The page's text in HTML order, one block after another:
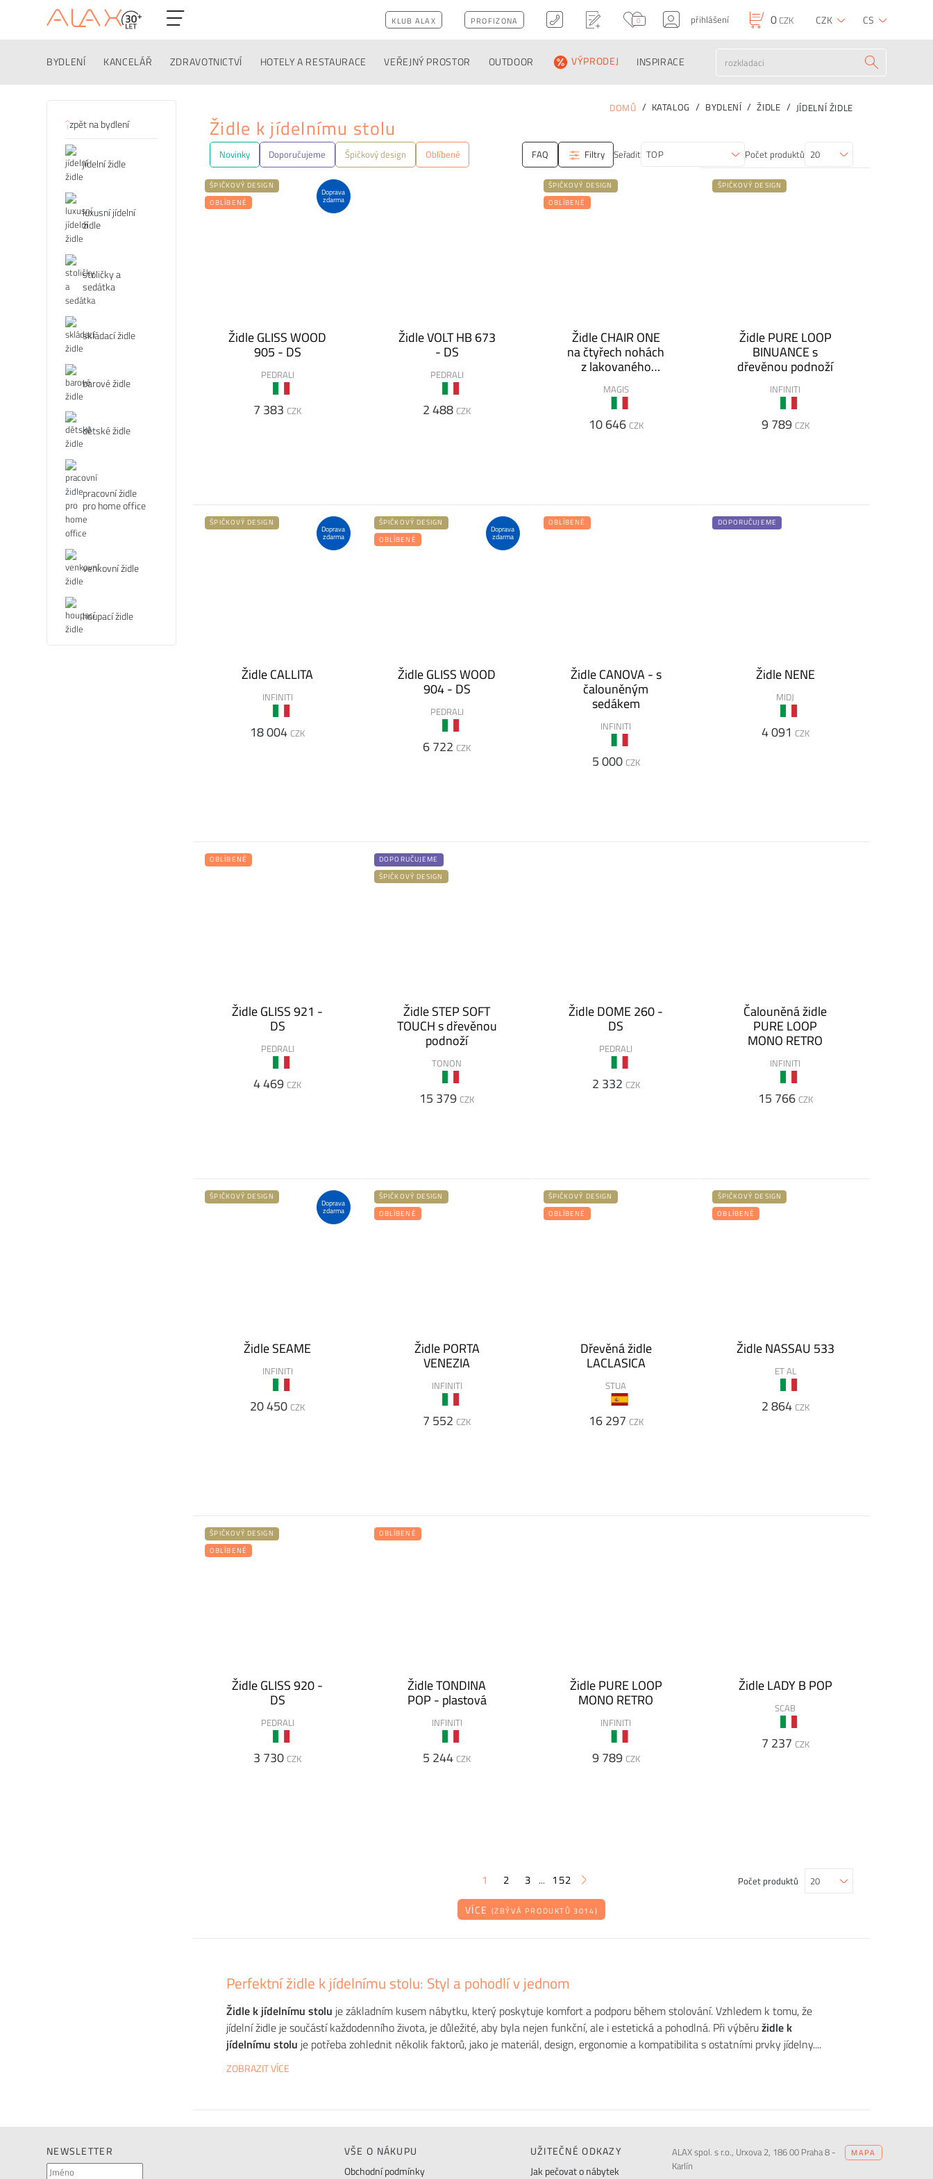
KLUB ALAX PROFIZONA 0 přihlášení 0CZK CZK CS
BYDLENÍ KANCELÁŘ ZDRAVOTNICTVÍ HOTELY A RESTAURACE VEŘEJNÝ PROSTOR OUTDOOR VÝPRODEJ INSPIRACE
zpět na bydlení
jídelní židle
luxusní jídelní
židle
stoličky a
sedátka
skládací židle
barové židle
dětské židle
pracovní židle
pro home office
venkovní židle
houpací židle
DOMŮ KATALOG BYDLENÍ ŽIDLE JÍDELNÍ ŽIDLE
Židle k jídelnímu stolu
Novinky Doporučujeme Špičkový design Oblíbené FAQ Filtry Seřadit Počet produktů
Doprava
zdarma
ŠPIČKOVÝ DESIGN
OBLÍBENÉ
Židle GLISS WOOD
905 - DS
PEDRALI
7 383 CZK
Židle VOLT HB 673
- DS
PEDRALI
2 488 CZK
ŠPIČKOVÝ DESIGN
OBLÍBENÉ
Židle CHAIR ONE
na čtyřech nohách
z lakovaného
MAGIS
10 646 CZK
ŠPIČKOVÝ DESIGN
Židle PURE LOOP
BINUANCE s
dřevěnou podnoží
INFINITI
9 789 CZK
Doprava
zdarma
ŠPIČKOVÝ DESIGN
Židle CALLITA
INFINITI
18 004 CZK
Doprava
zdarma
ŠPIČKOVÝ DESIGN
OBLÍBENÉ
Židle GLISS WOOD
904 - DS
PEDRALI
6 722 CZK
OBLÍBENÉ
Židle CANOVA - s
čalouněným
sedákem
INFINITI
5 000 CZK
DOPORUČUJEME
Židle NENE
MIDJ
4 091 CZK
OBLÍBENÉ
Židle GLISS 921 -
DS
PEDRALI
4 469 CZK
DOPORUČUJEME
ŠPIČKOVÝ DESIGN
Židle STEP SOFT
TOUCH s dřevěnou
podnoží
TONON
15 379 CZK
Židle DOME 260 -
DS
PEDRALI
2 332 CZK
Čalouněná židle
PURE LOOP
MONO RETRO
INFINITI
15 766 CZK
Doprava
zdarma
ŠPIČKOVÝ DESIGN
Židle SEAME
INFINITI
20 450 CZK
ŠPIČKOVÝ DESIGN
OBLÍBENÉ
Židle PORTA
VENEZIA
INFINITI
7 552 CZK
ŠPIČKOVÝ DESIGN
OBLÍBENÉ
Dřevěná židle
LACLASICA
STUA
16 297 CZK
ŠPIČKOVÝ DESIGN
OBLÍBENÉ
Židle NASSAU 533
ET AL
2 864 CZK
ŠPIČKOVÝ DESIGN
OBLÍBENÉ
Židle GLISS 920 -
DS
PEDRALI
3 730 CZK
OBLÍBENÉ
Židle TONDINA
POP - plastová
INFINITI
5 244 CZK
Židle PURE LOOP
MONO RETRO
INFINITI
9 789 CZK
Židle LADY B POP
SCAB
7 237 CZK
1 2 3 ... 152
VÍCE (ZBÝVÁ PRODUKTŮ 3014)
Počet produktů
Perfektní židle k jídelnímu stolu: Styl a pohodlí v jednom
Židle k jídelnímu stolu je základním kusem nábytku, který poskytuje komfort a podporu během stolování. Vzhledem k tomu, že
jídelní židle je součástí každodenního života, je důležité, aby byla nejen funkční, ale i estetická a pohodlná. Při výběružidle k
jídelnímu stolu je potřeba zohlednit několik faktorů, jako je materiál, design, ergonomie a kompatibilita s ostatními prvky jídelny.
ZOBRAZIT VÍCE
NEWSLETTER VŠE O NÁKUPU
Obchodní podmínky
UŽITEČNÉ ODKAZY
Jak pečovat o nábytek
ALAX spol. s r.o., Urxova 2, 186 00 Praha 8 -
Karlín
MAPA